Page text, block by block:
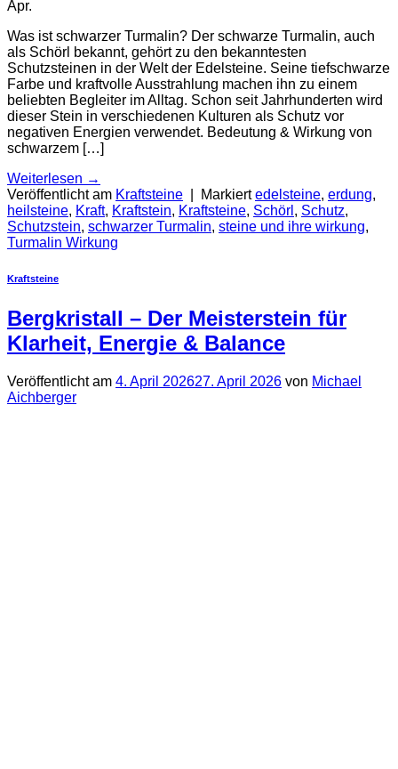
Apr.
Was ist schwarzer Turmalin? Der schwarze Turmalin, auch
als Schörl bekannt, gehört zu den bekanntesten
Schutzsteinen in der Welt der Edelsteine. Seine tiefschwarze
Farbe und kraftvolle Ausstrahlung machen ihn zu einem
beliebten Begleiter im Alltag. Schon seit Jahrhunderten wird
dieser Stein in verschiedenen Kulturen als Schutz vor
negativen Energien verwendet. Bedeutung & Wirkung von
schwarzem […]
Weiterlesen →
Veröffentlicht am Kraftsteine Markiertedelsteine, erdung,
heilsteine, Kraft, Kraftstein, Kraftsteine, Schörl , Schutz,
Schutzstein, schwarzer Turmalin, steine und ihre wirkung,
Turmalin Wirkung
Kraftsteine
Bergkristall – Der Meisterstein für
Klarheit, Energie & Balance
Veröffentlicht am 4. April 202627. April 2026 von Michael
Aichberger